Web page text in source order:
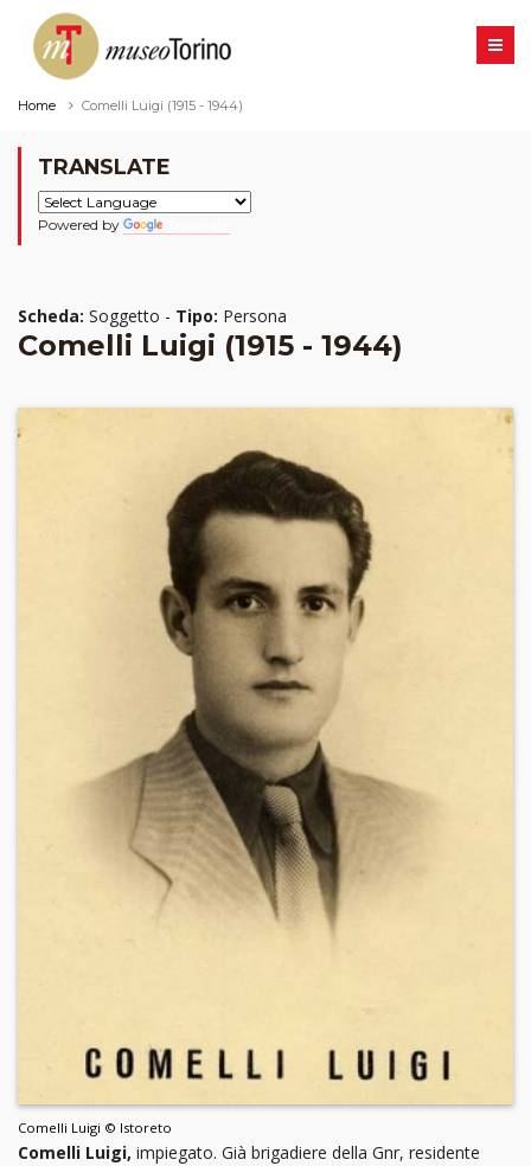
Home Comelli Luigi (1915 - 1944)
TRANSLATE
Powered by
Scheda: Soggetto - Tipo: Persona
Comelli Luigi (1915 - 1944)
Comelli Luigi © Istoreto
Comelli Luigi, impiegato. Già brigadiere della Gnr, residente